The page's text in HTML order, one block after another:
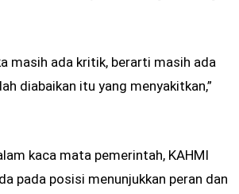
masih ada kritik, berarti masih ada
diabaikan itu yang menyakitkan,”
kaca mata pemerintah, KAHMI
pada posisi menunjukkan peran dan